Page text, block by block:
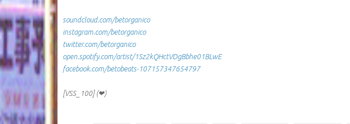
soundcloud.com/betorganico
instagram.com/betorganico
twitter.com/betorganico
open.spotify.com/artist/1Sz2kQHctVDgBbhe01BLwE
facebook.com/betobeats-107157347654797
[VSS_100] (❤)